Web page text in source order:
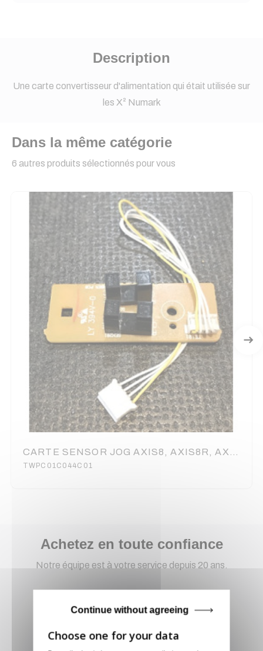
Description
Une carte convertisseur d'alimentation qui était utilisée sur
les X² Numark
Dans la même catégorie
6 autres produits sélectionnés pour vous
TWPC01C044C01
Achetez en toute confiance
Notre équipe est à votre service depuis 20 ans.
Livraison via GLS
Retirer vos produits
directement en magasin ou
Continue without agreeing